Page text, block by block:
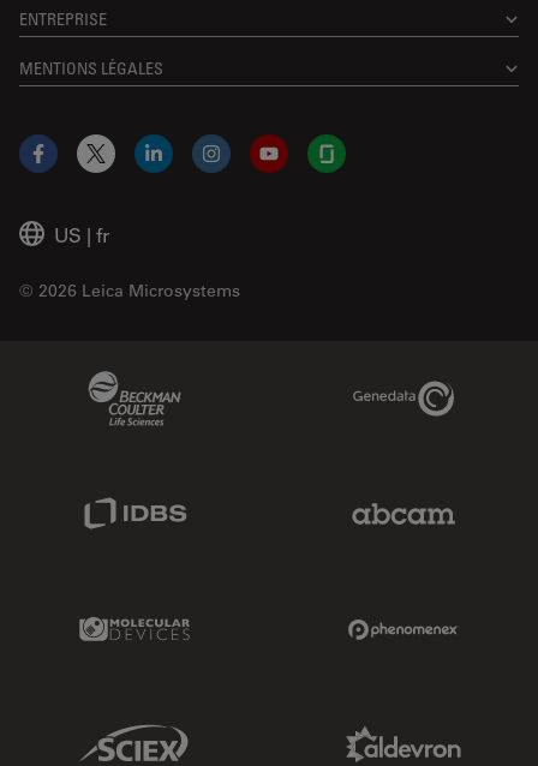
ENTREPRISE
MENTIONS LÉGALES
US | fr
© 2026 Leica Microsystems
Facebook
X LinkedInInstagramYouTubeGlassdoor
Genedata Link
Molecular Devices Link
Sciex Link